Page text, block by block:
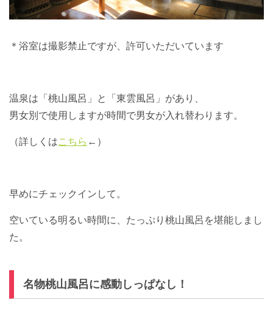
＊浴室は撮影禁止ですが、許可いただいています
温泉は「桃山風呂」と「東雲風呂」があり、
男女別で使用しますが時間で男女が入れ替わります。
（詳しくはこちら ←）
早めにチェックインして。
空いている明るい時間に、たっぷり桃山風呂を堪能しまし
た。
名物桃山風呂に感動しっぱなし！